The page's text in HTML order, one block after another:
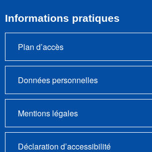
Informations pratiques
Plan d’accès
Données personnelles
Mentions légales
Déclaration d’accessibilité